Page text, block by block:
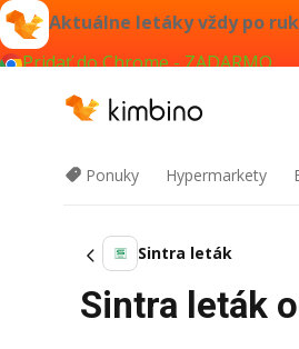
Aktuálne letáky vždy po
Pridať do Chrome - ZADARMO
Ponuky Hypermarkety
Sintra leták
Sintra leták